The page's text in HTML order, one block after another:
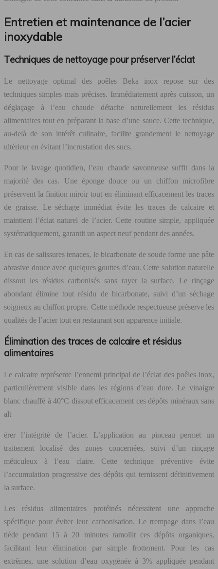
Entretien et maintenance de l’acier
inoxydable
Techniques de nettoyage pour préserver l’éclat
Le nettoyage optimal des poêles Beka inox repose sur des
techniques simples mais précises. Immédiatement après cuisson, un
déglaçage à l’eau chaude détache naturellement les résidus
alimentaires tout en préparant la base d’une sauce. Cette technique,
au-delà de son intérêt culinaire, facilite grandement le nettoyage
ultérieur en évitant l’incrustation des sucs.
Pour le lavage quotidien, l’eau chaude savonneuse suffit dans la
majorité des cas. Une éponge douce ou un chiffon microfibre
préservent la finition miroir tout en éliminant efficacement les traces
de graisse. Le séchage immédiat évite les traces de calcaire et
maintient l’éclat naturel de l’acier. Cette routine simple, appliquée
systématiquement, garantit un aspect neuf pendant des années.
En cas de salissures tenaces, le bicarbonate de soude forme une pâte
abrasive douce avec quelques gouttes d’eau. Cette solution naturelle
dissout les résidus carbonisés sans rayer la surface. Le rinçage
abondant élimine tout résidu de bicarbonate, suivi d’un séchage
soigneux au chiffon propre. Cette méthode respectueuse préserve les
qualités de l’acier tout en restaurant son apparence initiale.
Élimination des traces de calcaire et résidus
alimentaires
Le calcaire représente l’ennemi principal de l’éclat des poêles inox,
particulièrement visible dans les régions d’eau dure. Le vinaigre
blanc chauffé à 40°C dissout efficacement ces dépôts minéraux sans
alt
érer l’intégrité de l’acier. L’application au pinceau permet un
traitement localisé des zones concernées, suivi d’un rinçage
méticuleux à l’eau claire. Cette technique préventive évite
l’accumulation progressive des dépôts qui ternissent définitivement
la surface.
Les résidus alimentaires protéinés nécessitent une approche
spécifique pour éviter leur carbonisation. Le trempage dans l’eau
tiède pendant 15 à 20 minutes ramollit ces dépôts organiques,
facilitant leur élimination par simple frottement. Pour les cas
extrêmes, une solution d’eau oxygénée à 3% appliquée pendant